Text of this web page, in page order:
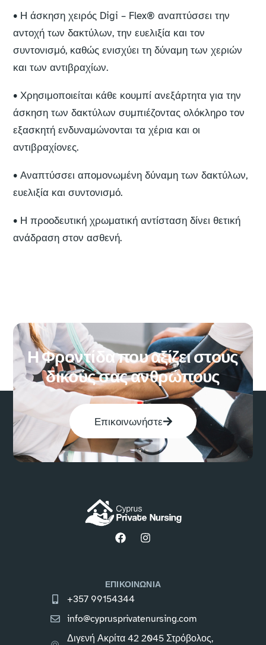
• Η άσκηση χειρός Digi – Flex®αναπτύσσει την
αντοχή των δακτύλων, την ευελιξία και τον
συντονισμό, καθώς ενισχύει τη δύναμη των χεριών
και των αντιβραχίων.
• Χρησιμοποιείται κάθε κουμπί ανεξάρτητα για την
άσκηση των δακτύλων συμπιέζοντας ολόκληρο τον
εξασκητή ενδυναμώνονται τα χέρια και οι
αντιβραχίονες.
• Αναπτύσσει απομονωμένη δύναμη των δακτύλων,
ευελιξία και συντονισμό.
• Η προοδευτική χρωματική αντίσταση δίνει θετική
ανάδραση στον ασθενή.
Η Φροντίδα που αξίζει στους
δικούς σας ανθρώπους
Επικοινωνήστε
ΕΠΙΚΟΙΝΩΝΙΑ
+357 99154344
info@cyprusprivatenursing.com
Διγενή Ακρίτα 42 2045 Στρόβολος,